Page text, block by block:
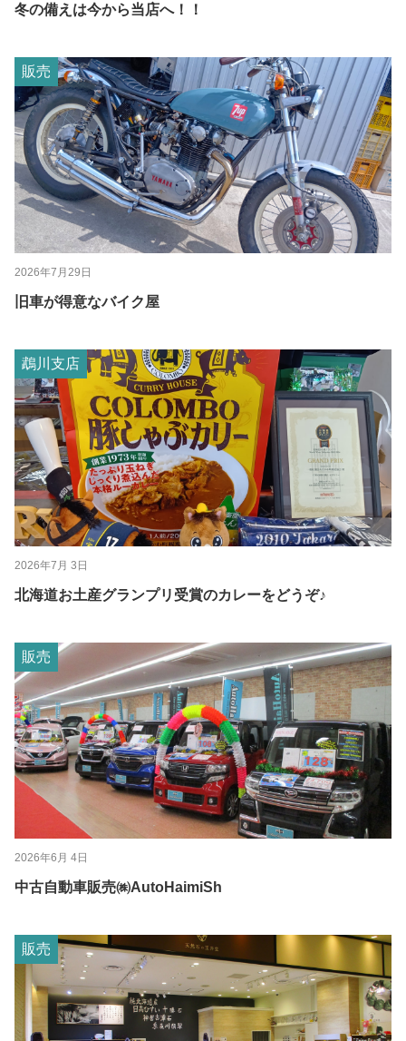
冬の備えは今から当店へ！！
販売
2026年7月29日
旧車が得意なバイク屋
鵡川支店
2026年7月 3日
北海道お土産グランプリ受賞のカレーをどうぞ♪
販売
2026年6月 4日
中古自動車販売㈱AutoHaimiSh
販売